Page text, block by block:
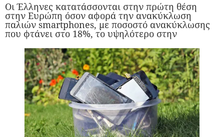
Οι Έλληνες κατατάσσονται στην πρώτη θέση
στην Ευρώπη όσον αφορά την ανακύκλωση
παλιών smartphones, με ποσοστό ανακύκλωσης
που φτάνει στο 18%, το υψηλότερο στην